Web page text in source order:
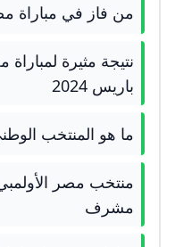
من فاز في مباراة
نتيجة مثيرة
باريس 2024
ما هو المنتخب
منتخب مصر
مشرف